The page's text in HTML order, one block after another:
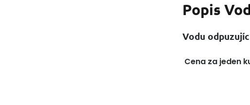
Popis
Vodu
Cena za jeden